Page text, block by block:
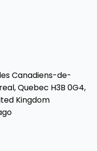
Canadiens-de-
Quebec H3B 0G4,
Kingdom